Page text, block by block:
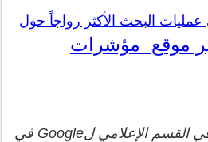
البحث الأكثر رواجاً حول
موقع مؤشرات
بقلم داليا الفقي، مديرة في القسم الإعلامي لGoogle في